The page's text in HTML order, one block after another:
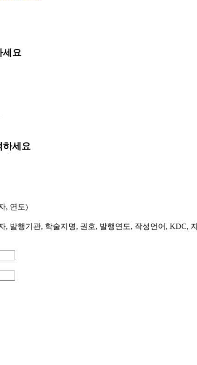
세요
하세요
, 연도)
, 발행기관, 학술지명, 권호, 발행연도, 작성언어, KDC,